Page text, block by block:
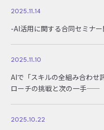
2025.11.14
-AI活用に関する合同セミナ
2025.11.10
AIで「スキルの全組み合わせ
ローチの挑戦と次の一手――
2025.10.22